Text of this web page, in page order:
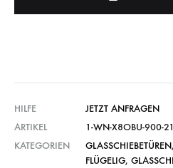
HILFE
JETZT ANFRAGEN
ARTIKEL
1-WN-X8OBU-900-
KATEGORIEN
GLASSCHIEBETÜREN,
FLÜGELIG,